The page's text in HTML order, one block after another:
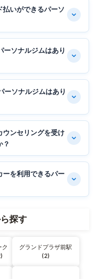
払いができるパーソ
ーソナルジムはあり
ーソナルジムはあり
ウンセリングを受け
？
ーを利用できるパー
探す
ク
グランドプラザ前駅
(2)